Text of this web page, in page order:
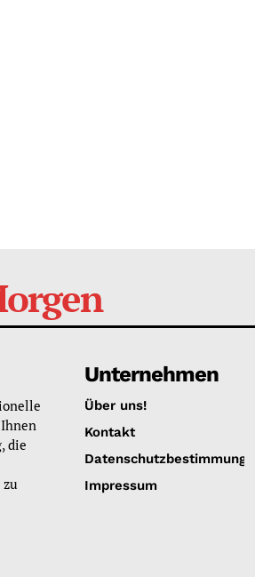
die
Unternehmen
Über uns!
Kontakt
Datenschutzbestimmungen
Impressum